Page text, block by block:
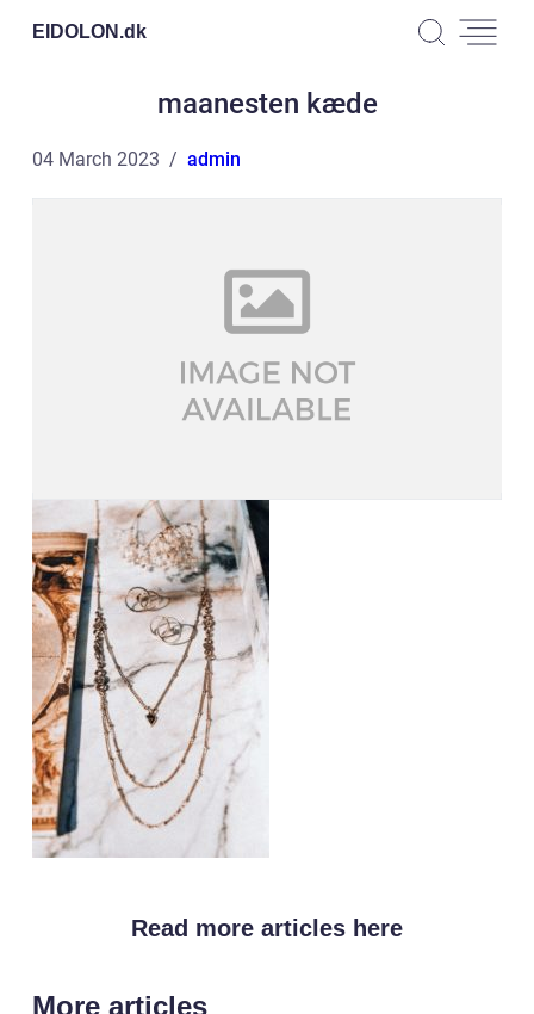
EIDOLON.dk
maanesten kæde
04 March 2023 admin
Read more articles here
More articles